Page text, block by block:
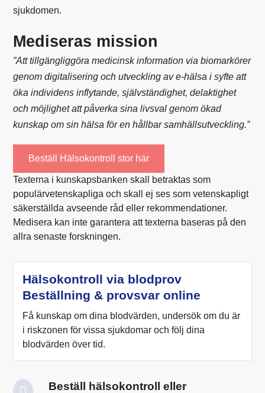
sjukdomen.
Mediseras mission
”Att tillgängliggöra medicinsk information via biomarkörer
genom digitalisering och utveckling av e-hälsa i syfte att
öka individens inflytande, självständighet, delaktighet
och möjlighet att påverka sina livsval genom ökad
kunskap om sin hälsa för en hållbar samhällsutveckling.”
Beställ Hälsokontroll stor här
Texterna i kunskapsbanken skall betraktas som
populärvetenskapliga och skall ej ses som vetenskapligt
säkerställda avseende råd eller rekommendationer.
Medisera kan inte garantera att texterna baseras på den
allra senaste forskningen.
Hälsokontroll via blodprov
Beställning & provsvar online
Få kunskap om dina blodvärden, undersök om du är
i riskzonen för vissa sjukdomar och följ dina
blodvärden över tid.
Beställ hälsokontroll eller